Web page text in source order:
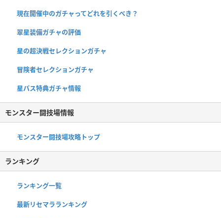
現在開催中のガチャってどれを引くべき？
翠星装備ガチャの評価
星の超決戦セレクションガチャ
冒険者セレクションガチャ
星パス特典ガチャ情報
モンスター闘技場情報
モンスター闘技場攻略トップ
ランキング
ランキング一覧
最新リセマラランキング